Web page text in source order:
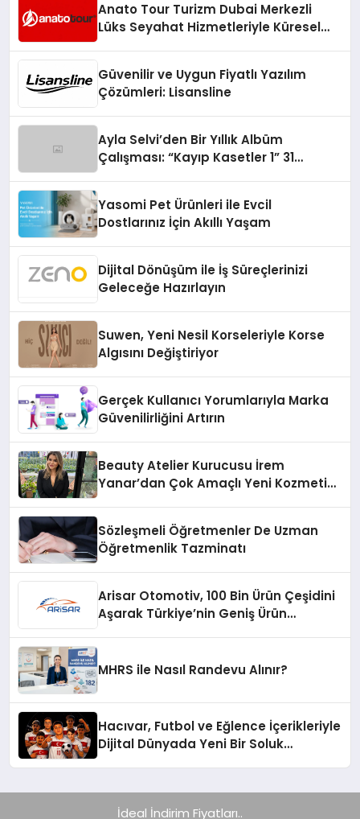
Anato Tour Turizm Dubai Merkezli
Lüks Seyahat Hizmetleriyle Küresel
Güvenilir ve Uygun Fiyatlı Yazılım
Çözümleri: Lisansline
Ayla Selvi’den Bir Yıllık Albüm
Çalışması: “Kayıp Kasetler 1” 31
Yasomi Pet Ürünleri ile Evcil
Dostlarınız İçin Akıllı Yaşam
Dijital Dönüşüm ile İş Süreçlerinizi
Geleceğe Hazırlayın
Suwen, Yeni Nesil Korseleriyle Korse
Algısını Değiştiriyor
Gerçek Kullanıcı Yorumlarıyla Marka
Güvenilirliğini Artırın
Beauty Atelier Kurucusu İrem
Yanar’dan Çok Amaçlı Yeni Kozmetik
Sözleşmeli Öğretmenler De Uzman
Öğretmenlik Tazminatı
Arisar Otomotiv, 100 Bin Ürün Çeşidini
Aşarak Türkiye’nin Geniş Ürün
MHRS ile Nasıl Randevu Alınır?
Hacıvar, Futbol ve Eğlence İçerikleriyle
Dijital Dünyada Yeni Bir Soluk
İdeal İndirim Fiyatları..